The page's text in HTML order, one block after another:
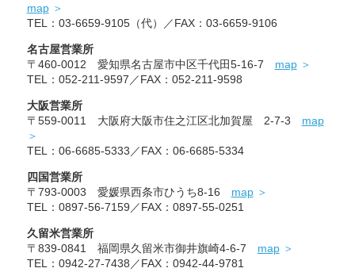
map
TEL：03-6659-9105（代）／FAX：03-6659-9106
名古屋営業所
〒460-0012 愛知県名古屋市中区千代田5-16-7 map
TEL：052-211-9597／FAX：052-211-9598
大阪営業所
〒559-0011 大阪府大阪市住之江区北加賀屋 2-7-3 map
TEL：06-6685-5333／FAX：06-6685-5334
四国営業所
〒793-0003 愛媛県西条市ひうち8-16 map
TEL：0897-56-7159／FAX：0897-55-0251
久留米営業所
〒839-0841 福岡県久留米市御井旗崎4-6-7 map
TEL：0942-27-7438／FAX：0942-44-9781